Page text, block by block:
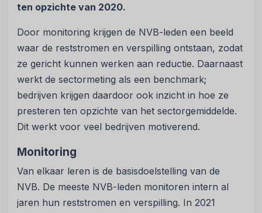
ten opzichte van 2020.
Door monitoring krijgen de NVB-leden een beeld
waar de reststromen en verspilling ontstaan, zodat
ze gericht kunnen werken aan reductie. Daarnaast
werkt de sectormeting als een benchmark;
bedrijven krijgen daardoor ook inzicht in hoe ze
presteren ten opzichte van het sectorgemiddelde.
Dit werkt voor veel bedrijven motiverend.
Monitoring
Van elkaar leren is de basisdoelstelling van de
NVB. De meeste NVB-leden monitoren intern al
jaren hun reststromen en verspilling. In 2021